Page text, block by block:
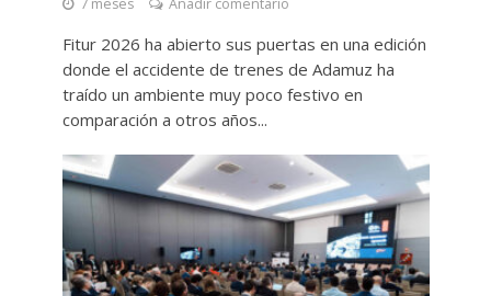
Fitur 2026 ha abierto sus puertas en una edición
donde el accidente de trenes de Adamuz ha
traído un ambiente muy poco festivo en
comparación a otros años...